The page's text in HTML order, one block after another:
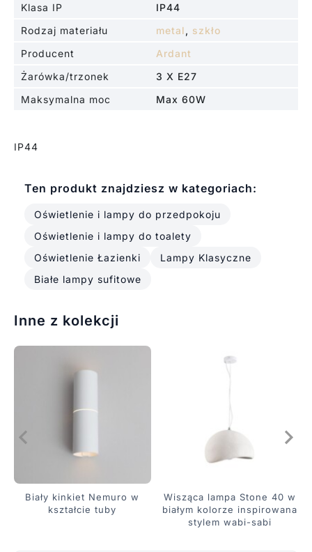
Klasa IP
IP44
Rodzaj materiału
metal, szkło
Producent
Ardant
Żarówka/trzonek
3 X E27
Maksymalna moc
Max 60W
IP44
Ten produkt znajdziesz w kategoriach:
Oświetlenie i lampy do przedpokoju
Oświetlenie i lampy do toalety
Oświetlenie Łazienki
Lampy Klasyczne
Białe lampy sufitowe
Inne z kolekcji
Biały kinkiet Nemuro w
kształcie tuby
Wisząca lampa Stone 40 w
białym kolorze inspirowana
stylem wabi-sabi